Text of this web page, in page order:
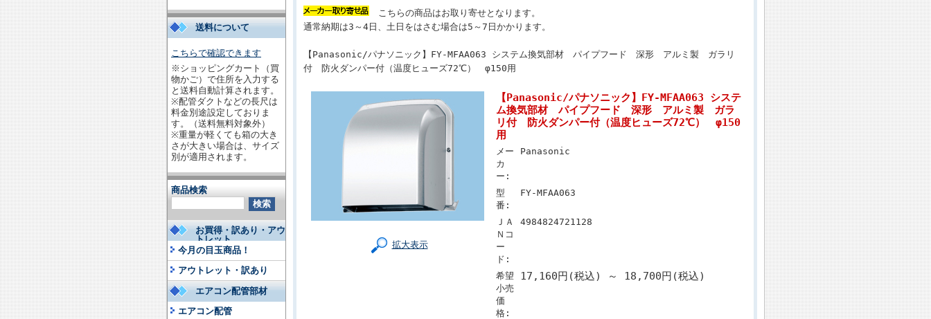
送料について
こちらで確認できます
※ショッピングカート（買
物かご）で住所を入力する
と送料自動計算されます。
※配管ダクトなどの長尺は
料金別途設定しておりま
す。（送料無料対象外）
※重量が軽くても箱の大き
さが大きい場合は、サイズ
別が適用されます。
商品検索
お買得・訳あり・アウ
トレット
今月の目玉商品！
アウトレット・訳あり
エアコン配管部材
エアコン配管
こちらの商品はお取り寄せとなります。
通常納期は3～4日、土日をはさむ場合は5～7日かかります。
【Panasonic/パナソニック】FY-MFAA063 システム換気部材 パイプフード 深形 アルミ製 ガラリ
付 防火ダンパー付（温度ヒューズ72℃） φ150用
拡大表示
【Panasonic/パナソニック】FY-MFAA063 システ
ム換気部材 パイプフード 深形 アルミ製 ガラ
リ付 防火ダンパー付（温度ヒューズ72℃） φ150
用
メー
カ
ー:
Panasonic
型
番:
FY-MFAA063
ＪＡ
Ｎコ
ー
ド:
4984824721128
希望
小売
価
格:
17,160円(税込) ～ 18,700円(税込)